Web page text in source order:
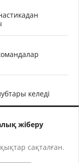
келеді
жіберу
сақталған.